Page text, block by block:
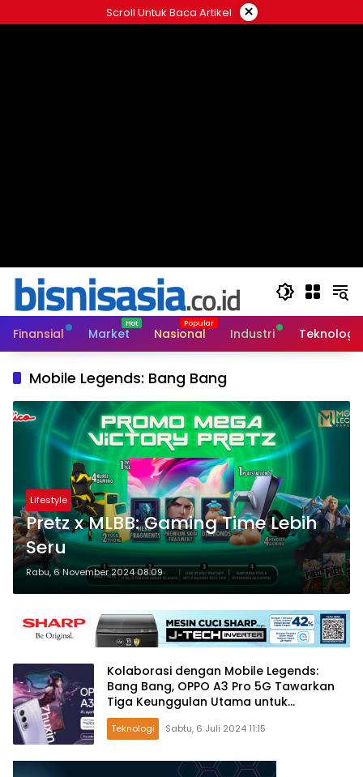
ke
Scroll Untuk Baca Artikel ×
Finansial Market Nasional Industri Teknologi
Mobile Legends: Bang Bang
Lifestyle
Pretz x MLBB: Gaming Time Lebih
Seru
Rabu, 6 November 2024 08:09
Kolaborasi dengan Mobile Legends:
Bang Bang, OPPO A3 Pro 5G Tawarkan
Tiga Keunggulan Utama untuk
Pengalaman Hiburan Optimal
Teknologi Sabtu, 6 Juli 2024 11:15